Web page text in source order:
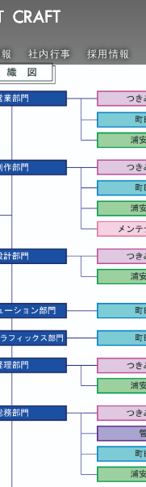
社内行事 採用情報